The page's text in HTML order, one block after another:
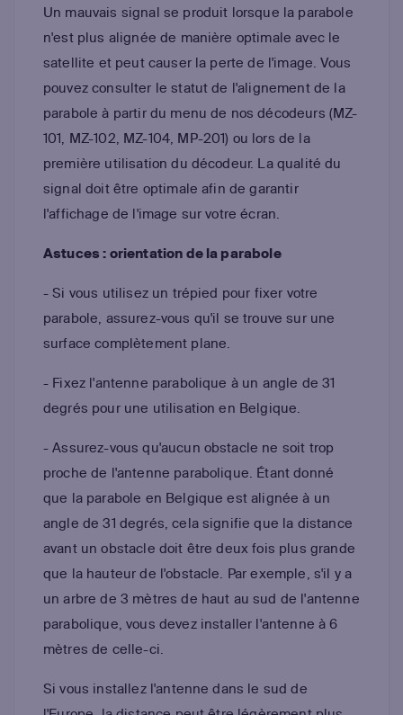
Un mauvais signal se produit lorsque la parabole
n'est plus alignée de manière optimale avec le
satellite et peut causer la perte de l'image. Vous
pouvez consulter le statut de l'alignement de la
parabole à partir du menu de nos décodeurs (MZ-
101, MZ-102, MZ-104, MP-201) ou lors de la
première utilisation du décodeur. La qualité du
signal doit être optimale afin de garantir
l'affichage de l'image sur votre écran.
Astuces : orientation de la parabole
- Si vous utilisez un trépied pour fixer votre
parabole, assurez-vous qu'il se trouve sur une
surface complètement plane.
- Fixez l'antenne parabolique à un angle de 31
degrés pour une utilisation en Belgique.
- Assurez-vous qu'aucun obstacle ne soit trop
proche de l'antenne parabolique. Étant donné
que la parabole en Belgique est alignée à un
angle de 31 degrés, cela signifie que la distance
avant un obstacle doit être deux fois plus grande
que la hauteur de l'obstacle. Par exemple, s'il y a
un arbre de 3 mètres de haut au sud de l'antenne
parabolique, vous devez installer l'antenne à 6
mètres de celle-ci.
Si vous installez l'antenne dans le sud de